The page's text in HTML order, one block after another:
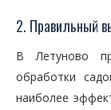
2. Правильный
В Летуново
обработки
наиболее